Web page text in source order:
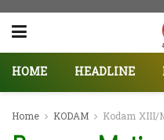
HOME HEADLINE
Home KODAM Kodam XIII/